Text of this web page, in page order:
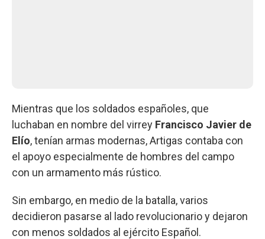
Mientras que los soldados españoles, que
luchaban en nombre del virrey Francisco Javier de
Elío, tenían armas modernas, Artigas contaba con
el apoyo especialmente de hombres del campo
con un armamento más rústico.
Sin embargo, en medio de la batalla, varios
decidieron pasarse al lado revolucionario y dejaron
con menos soldados al ejército Español.